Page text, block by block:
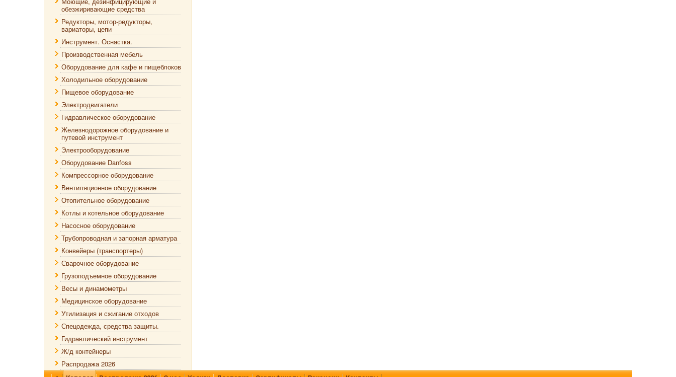
обезжиривающие средства
Редукторы, мотор-редукторы,
вариаторы, цепи
Инструмент. Оснастка.
Производственная мебель
Оборудование для кафе и пищеблоков
Холодильное оборудование
Пищевое оборудование
Электродвигатели
Гидравлическое оборудование
Железнодорожное оборудование и
путевой инструмент
Электрооборудование
Оборудование Danfoss
Компрессорное оборудование
Вентиляционное оборудование
Отопительное оборудование
Котлы и котельное оборудование
Насосное оборудование
Трубопроводная и запорная арматура
Конвейеры (транспортеры)
Сварочное оборудование
Грузоподъемное оборудование
Весы и динамометры
Медицинское оборудование
Утилизация и сжигание отходов
Спецодежда, средства защиты.
Гидравлический инструмент
Ж/д контейнеры
Распродажа 2026